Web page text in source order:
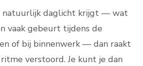
natuurlijk daglicht krijgt — wat
vaak gebeurt tijdens de
of bij binnenwerk — dan raakt
verstoord. Je kunt je dan